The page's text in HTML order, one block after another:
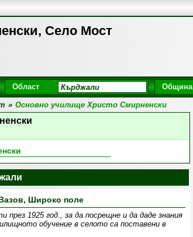
Село Мост
Област Община
» Основно училище Христо Смирненски
Широко поле
1925 год., за да посрещне и да даде знания
обучение в селото са поставени в